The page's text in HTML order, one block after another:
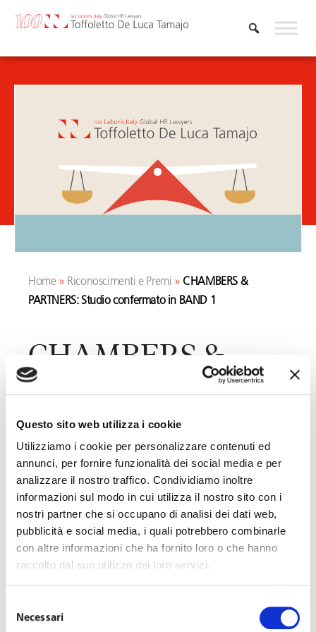
Questo sito web utilizza i cookie
Utilizziamo i cookie per personalizzare contenuti ed
annunci, per fornire funzionalità dei social media e per
analizzare il nostro traffico. Condividiamo inoltre
informazioni sul modo in cui utilizza il nostro sito con i
nostri partner che si occupano di analisi dei dati web,
pubblicità e social media, i quali potrebbero combinarle
con altre informazioni che ha fornito loro o che hanno
raccolto dal suo utilizzo dei loro servizi.
delNecessari
Home» Riconoscimenti e Premi » CHAMBERS &
PARTNERS: Studio confermato in BAND 1
CHAMBERS &
PARTNERS: Studio
confermato in
BAND 1
Last Updated on Marzo 30, 2022